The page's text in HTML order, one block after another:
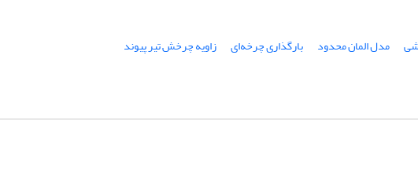
مدل المان محدود بارگذاری چرخه‌ای
زاویه چرخش تیر پیوند